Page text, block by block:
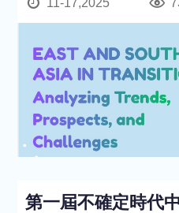
11-17,2025
第一屆不確定時代